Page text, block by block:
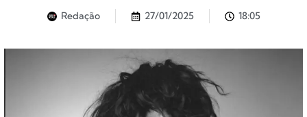
Redação 27/01/2025 18:05